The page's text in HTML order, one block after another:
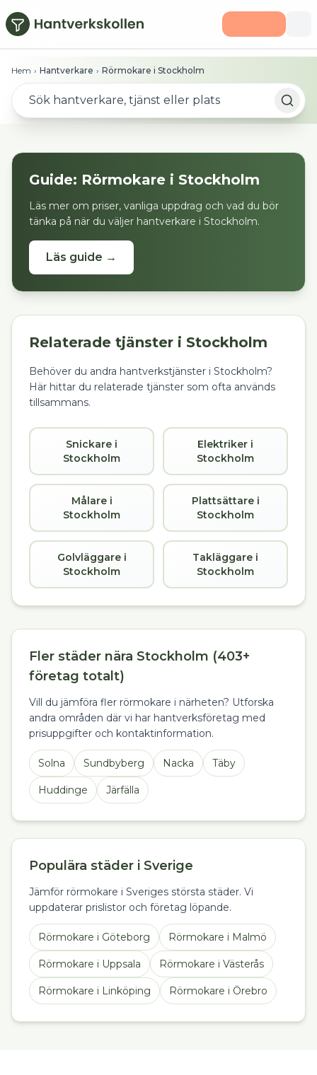
Hoppa till huvudinnehåll
Hem › Hantverkare › Rörmokare i Stockholm
Guide: Rörmokare i Stockholm
Läs mer om priser, vanliga uppdrag och vad du bör
tänka på när du väljer hantverkare i Stockholm.
Läs guide →
Relaterade tjänster i Stockholm
Behöver du andra hantverkstjänster i Stockholm?
Här hittar du relaterade tjänster som ofta används
tillsammans.
Snickare i
Stockholm
Elektriker i
Stockholm
Målare i
Stockholm
Plattsättare i
Stockholm
Golvläggare i
Stockholm
Takläggare i
Stockholm
Fler städer nära Stockholm (403+
företag totalt)
Vill du jämföra fler rörmokare i närheten? Utforska
andra områden där vi har hantverksföretag med
prisuppgifter och kontaktinformation.
Solna Sundbyberg Nacka Täby
Huddinge Järfälla
Populära städer i Sverige
Jämför rörmokare i Sveriges största städer. Vi
uppdaterar prislistor och företag löpande.
Rörmokare i Göteborg Rörmokare i Malmö
Rörmokare i Uppsala Rörmokare i Västerås
Rörmokare i Linköping Rörmokare i Örebro